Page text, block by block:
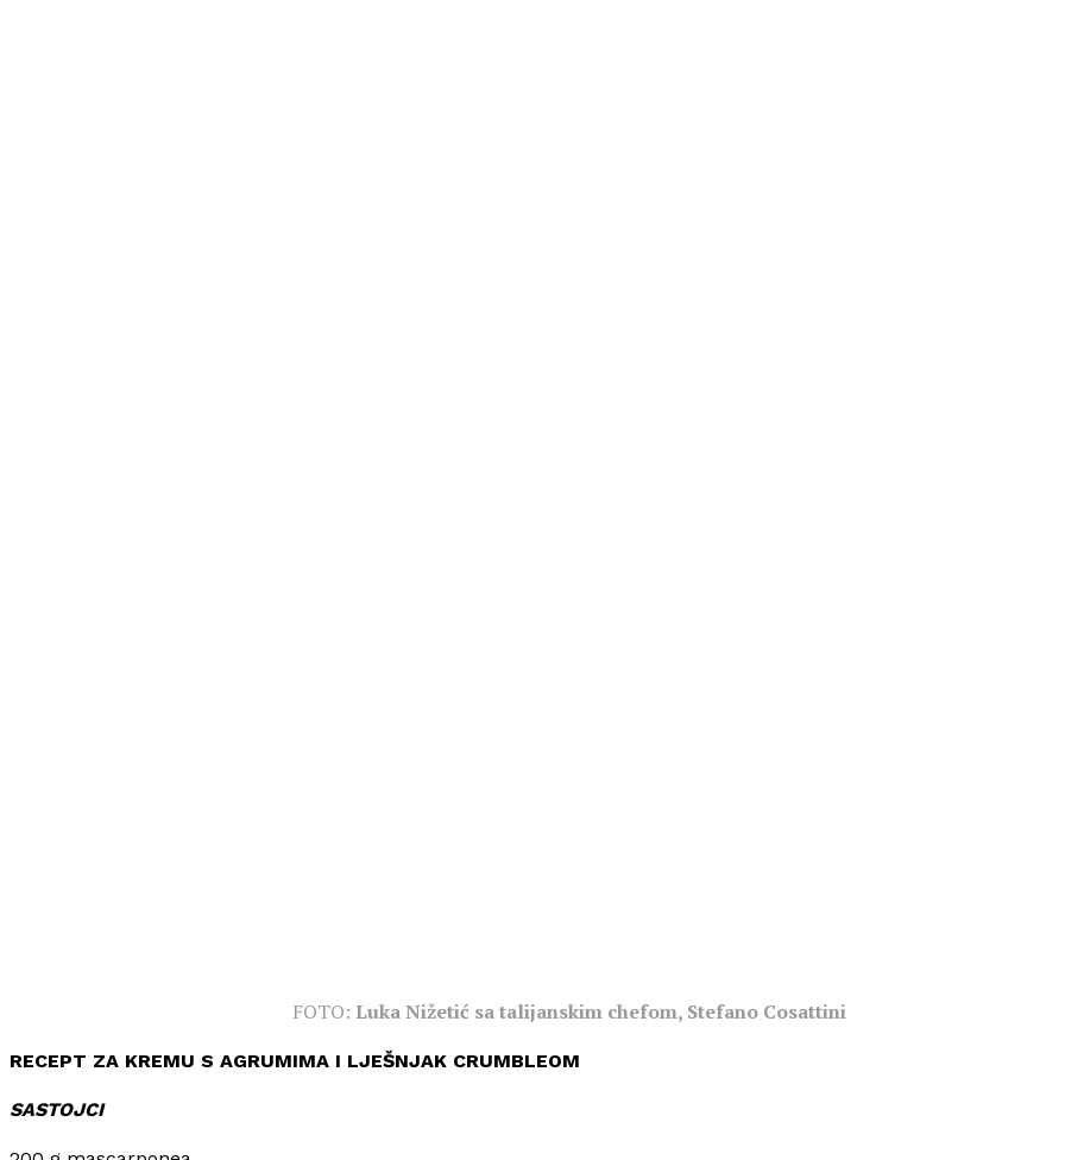
FOTO: Luka Nižetić sa talijanskim chefom, Stefano Cosattini
RECEPT ZA KREMU S AGRUMIMA I LJEŠNJAK CRUMBLEOM
SASTOJCI